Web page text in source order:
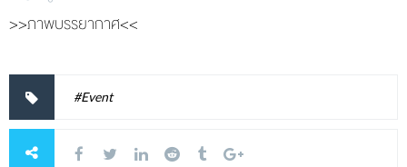
>>ภาพบรรยากาศ<<
#Event